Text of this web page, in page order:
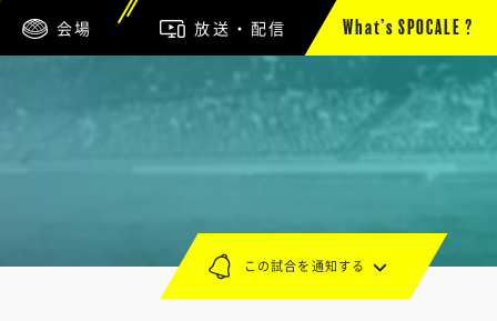
会場 放送・配信 What’s SPOCALE ?
この試合を通知する